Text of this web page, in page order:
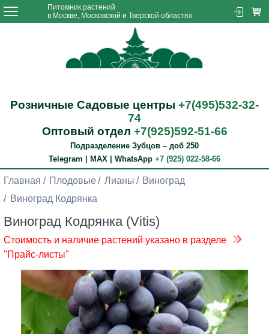
Питомник растений
в Москве, Московской и Тверской областях
Розничные Садовые центры +7(495)532-32-
74
Оптовый отдел +7(925)592-51-66
Подразделение Зубцов – доб 250
Telegram | MAX | WhatsApp +7 (925) 022-58-66
Главная Плодовые Лианы
Виноград
Виноград Кодрянка
Виноград Кодрянка (Vitis)
Стоимость и наличие растений указано в разделе
"Прайс-листы"